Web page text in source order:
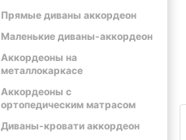
Прямые диваны аккордеон
Маленькие диваны-аккордеон
Аккордеоны на
металлокаркасе
Аккордеоны с
ортопедическим матрасом
Диваны-кровати аккордеон